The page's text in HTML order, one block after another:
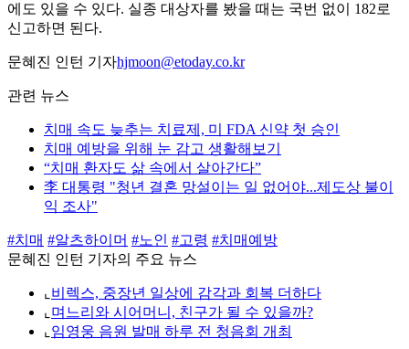
에도 있을 수 있다. 실종 대상자를 봤을 때는 국번 없이 182로
신고하면 된다.
문혜진 인턴 기자hjmoon@etoday.co.kr
관련 뉴스
치매 속도 늦추는 치료제, 미 FDA 신약 첫 승인
치매 예방을 위해 눈 감고 생활해보기
“치매 환자도 삶 속에서 살아간다”
李 대통령 "청년 결혼 망설이는 일 없어야...제도상 불이
익 조사"
#치매 #알츠하이머 #노인 #고령 #치매예방
문혜진 인턴 기자의 주요 뉴스
⌞ 비렉스, 중장년 일상에 감각과 회복 더하다
⌞ 며느리와 시어머니, 친구가 될 수 있을까?
⌞ 임영웅 음원 발매 하루 전 청음회 개최